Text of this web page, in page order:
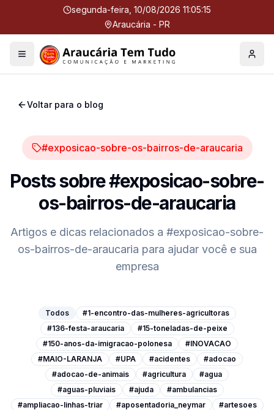
segunda-feira, 10/08/2026 11:05:16
Araucária - PR
Menu Perfil
Voltar para o blog
#exposicao-sobre-os-bairros-de-araucaria
Posts sobre#exposicao-sobre-
os-bairros-de-araucaria
Artigos e dicas relacionados a #exposicao-sobre-
os-bairros-de-araucaria para ajudar você e sua
empresa
Todos
#1-encontro-das-mulheres-agricultoras
#136-festa-araucaria
#15-toneladas-de-peixe
#150-anos-da-imigracao-polonesa
#INOVACAO
#MAIO-LARANJA
#UPA #acidentes
#adocao
#adocao-de-animais
#agricultura
#agua
#aguas-pluviais
#ajuda
#ambulancias
#ampliacao-linhas-triar
#aposentadoria_neymar
#artesoes